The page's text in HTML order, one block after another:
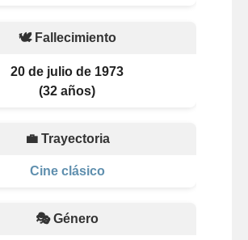
🕊️ Fallecimiento
20 de julio de 1973
(32 años)
💼 Trayectoria
Cine clásico
🎭 Género